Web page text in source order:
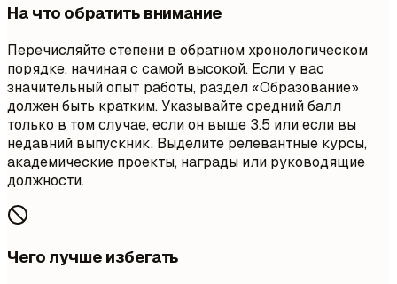
На что обратить внимание
Перечисляйте степени в обратном хронологическом
порядке, начиная с самой высокой. Если у вас
значительный опыт работы, раздел «Образование»
должен быть кратким. Указывайте средний балл
только в том случае, если он выше 3.5 или если вы
недавний выпускник. Выделите релевантные курсы,
академические проекты, награды или руководящие
должности.
Чего лучше избегать